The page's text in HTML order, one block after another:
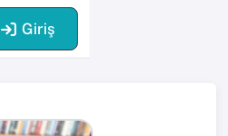
Giriş